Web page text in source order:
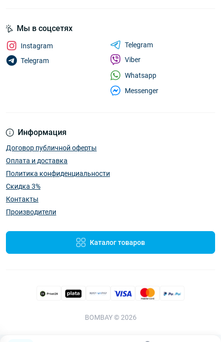
Информация
Договор публичной оферты
Оплата и доставка
Политика конфиденциальности
Скидка 3%
Контакты
Производители
Каталог товаров
Мы в соцсетях
Instagram
Telegram
Telegram
Viber
Whatsapp
Messenger
BOMBAY © 2026